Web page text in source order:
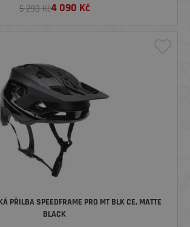
5 290 Kč4 090 Kč
PŘILBA SPEEDFRAME PRO MT BLK CE, MATTE
BLACK